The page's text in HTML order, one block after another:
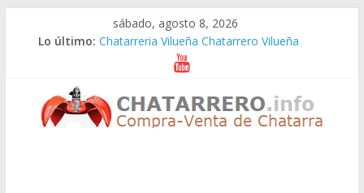
sábado, agosto 8, 2026
Lo último: Chatarreria Vilueña Chatarrero Vilueña
Chatarreria Zuera Chatarrero Zuera
Chatarreria Zaragoza Chatarrero Zaragoza
Chatarreria Zaida Chatarrero Zaida
Chatarreria Vistabella Chatarrero Vistabella